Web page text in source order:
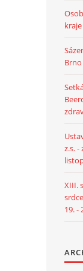
Brno
z.s. -
XIII.
19. -